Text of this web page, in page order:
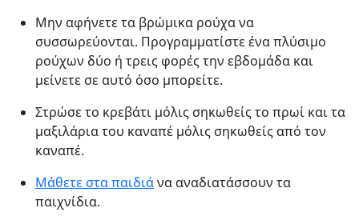
Μην αφήνετε τα βρώμικα ρούχα να
συσσωρεύονται. Προγραμματίστε ένα πλύσιμο
ρούχων δύο ή τρεις φορές την εβδομάδα και
μείνετε σε αυτό όσο μπορείτε.
Στρώσε το κρεβάτι μόλις σηκωθείς το πρωί και τα
μαξιλάρια του καναπέ μόλις σηκωθείς από τον
καναπέ.
Μάθετε στα παιδιάνα αναδιατάσσουν τα
παιχνίδια.